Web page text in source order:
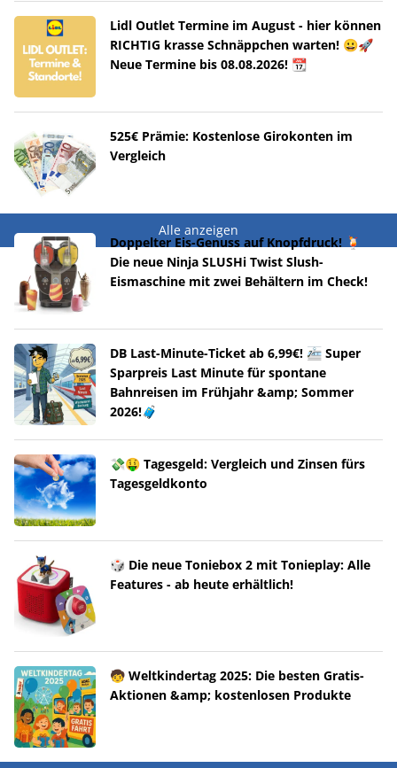
Lidl Outlet Termine im August - hier können
RICHTIG krasse Schnäppchen warten! 😀🚀
Neue Termine bis 08.08.2026! 📆
525€ Prämie: Kostenlose Girokonten im
Vergleich
Alle anzeigen
Doppelter Eis-Genuss auf Knopfdruck! 🍹
Die neue Ninja SLUSHi Twist Slush-
Eismaschine mit zwei Behältern im Check!
DB Last-Minute-Ticket ab 6,99€! 🚈 Super
Sparpreis Last Minute für spontane
Bahnreisen im Frühjahr &amp; Sommer
2026!🧳
💸🤑 Tagesgeld: Vergleich und Zinsen fürs
Tagesgeldkonto
🎲 Die neue Toniebox 2 mit Tonieplay: Alle
Features - ab heute erhältlich!
🧒 Weltkindertag 2025: Die besten Gratis-
Aktionen &amp; kostenlosen Produkte